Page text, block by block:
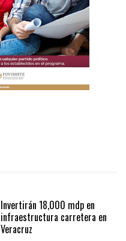
Invertirán 18,000 mdp en
infraestructura carretera en
Veracruz